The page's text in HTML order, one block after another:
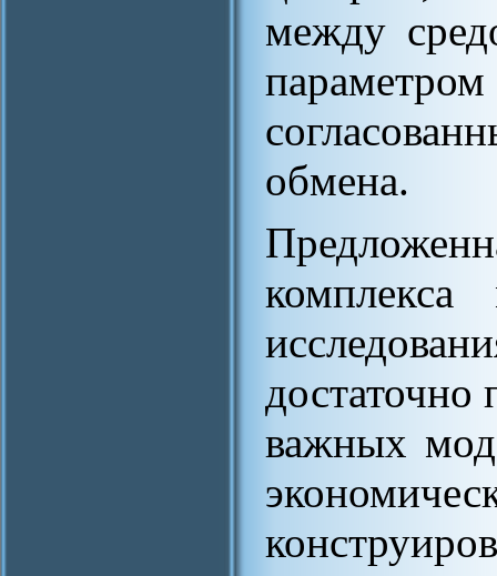
между
обмена.
достаточно
важных